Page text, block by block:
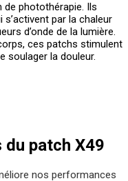
photothérapie. Ils
par la chaleur
d’onde de la lumière.
ces patchs stimulent
soulager la douleur.
patch X49
nos performances